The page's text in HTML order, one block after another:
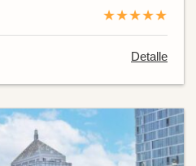
★★★★★
Detalle